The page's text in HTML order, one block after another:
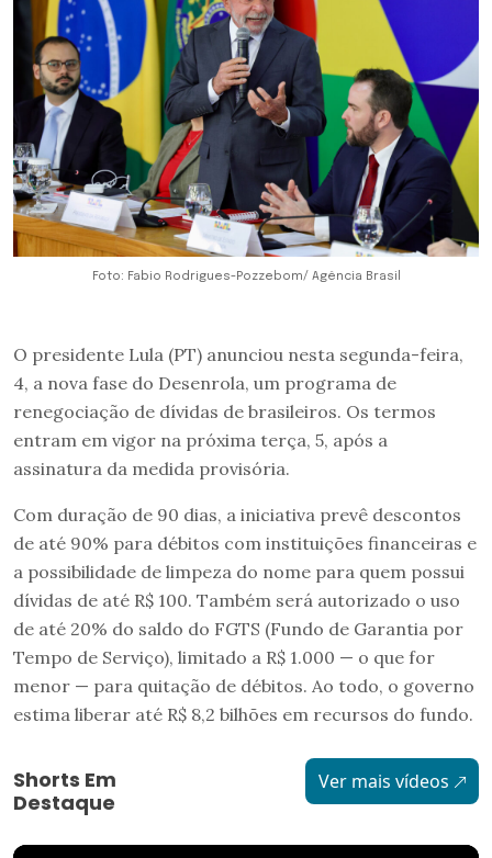
Foto: Fabio Rodrigues-Pozzebom/ Agência Brasil
O presidente Lula (PT) anunciou nesta segunda-feira,
4, a nova fase do Desenrola, um programa de
renegociação de dívidas de brasileiros. Os termos
entram em vigor na próxima terça, 5, após a
assinatura da medida provisória.
Com duração de 90 dias, a iniciativa prevê descontos
de até 90% para débitos com instituições financeiras e
a possibilidade de limpeza do nome para quem possui
dívidas de até R$ 100. Também será autorizado o uso
de até 20% do saldo do FGTS (Fundo de Garantia por
Tempo de Serviço), limitado a R$ 1.000 — o que for
menor — para quitação de débitos. Ao todo, o governo
estima liberar até R$ 8,2 bilhões em recursos do fundo.
Shorts Em
Destaque
Ver mais vídeos